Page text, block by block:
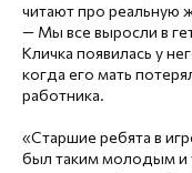
читают про реальную
— Мы все выросли в
Кличка появилась у
когда его мать
работника.
«Старшие ребята в
был таким молодым и